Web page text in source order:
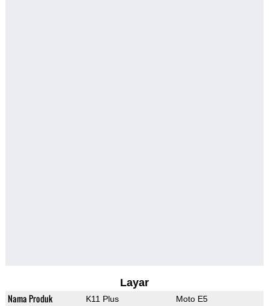
Layar
Nama Produk K11 Plus Moto E5